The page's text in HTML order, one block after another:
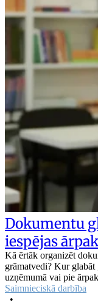
Dokumentu
iespējas
Kā ērtāk organizēt
grāmatvedi? Kur
uzņēmumā vai pie
Saimnieciskā darbība
•